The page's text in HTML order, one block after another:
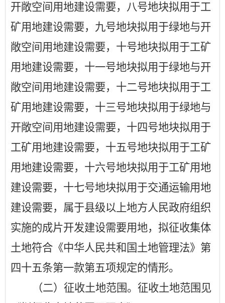
开敞空间用地建设需要，八号地块拟用于工
矿用地建设需要，九号地块拟用于绿地与开
敞空间用地建设需要，十号地块拟用于工矿
用地建设需要，十一号地块拟用于绿地与开
敞空间用地建设需要，十二号地块拟用于工
矿用地建设需要，十三号地块拟用于绿地与
开敞空间用地建设需要，十四号地块拟用于
工矿用地建设需要，十五号地块拟用于工矿
用地建设需要，十六号地块拟用于工矿用地
建设需要，十七号地块拟用于交通运输用地
建设需要，属于县级以上地方人民政府组织
实施的成片开发建设需要用地，拟征收集体
土地符合《中华人民共和国土地管理法》第
四十五条第一款第五项规定的情形。
（二）征收土地范围。征收土地范围见